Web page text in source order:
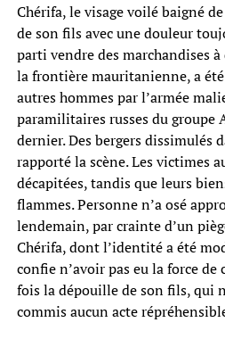
Chérifa, le visage voilé baigné
de son fils avec une douleur
parti vendre des marchandises
la frontière mauritanienne, a
autres hommes par l’armée
paramilitaires russes du groupe
dernier. Des bergers dissimulés
rapporté la scène. Les victimes
décapitées, tandis que leurs
flammes. Personne n’a osé
lendemain, par crainte d’un
Chérifa, dont l’identité a été
confie n’avoir pas eu la force
fois la dépouille de son fils, qui
commis aucun acte